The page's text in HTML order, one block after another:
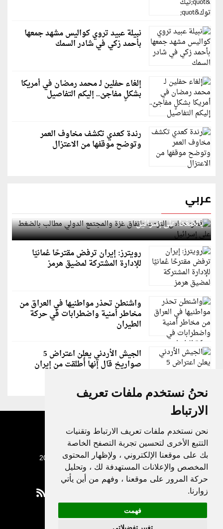
نحنُ نستخدم ملفات تعريف
الارتباط
نحن نستخدم ملفات تعريف الارتباط وتقنيات
التتبع الأخرى لتحسين تجربة التصفح الخاصة
بك على موقعنا الإلكتروني ، ولإظهار المحتوى
المخصص والإعلانات المستهدفة لك ، وتحليل
حركة المرور على موقعنا ، وفهم من أين يأتي
زوارنا.
فهمت
تغيير تفضيلاتي
نبيلة عبيد تروي كواليس مشهد جمعها
بأحمد زكي في شادر السمك
إلغاء حفلين لـ محمد رمضان في أمريكا
بشكلٍ مفاجئ.. إليكم التفاصيل
رندة كعدي تكشف مخاوف العمر
وتوضح موقفها من الاعتزال
عربي
قطر: حماس التزمت باتفاق غزة والمجتمع الدولي مطالب
بالضغط على إسرائيل
رويترز: إيران ترفض مقترحًا عُمانيًا
للإدارة المشتركة لمضيق هرمز
واشنطن تحذر مواطنيها في العراق من
مخاطر أمنية واضطرابات في حركة
الطيران
الجيش الأردني يعلن اعتراض 5
صواريخ قال إنها أُطلقت من إيران
جميع الحقوق محفوظة لدنيا الوطن © 2003 - 2022
Privacy Policy